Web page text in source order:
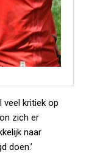
veel kritiek op
zich er
naar
doen.’